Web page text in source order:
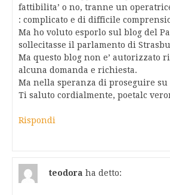
fattibilita’ o no, tranne un
: complicato e di difficile
Ma ho voluto esporlo sul blog del
sollecitasse il parlamento di
Ma questo blog non e’ autorizzato
alcuna domanda e richiesta.
Ma nella speranza di proseguire
Ti saluto cordialmente, poetalc
Rispondi
teodora ha detto: